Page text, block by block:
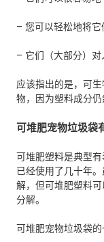
– 您可以轻松地将它
– 它们（大部分）对
应该指出的是，可
物，因为塑料成分仍
可堆肥宠物垃圾袋
可堆肥塑料是典型
已经使用了几十年
解，但可堆肥塑料
分解。
可堆肥宠物垃圾袋的